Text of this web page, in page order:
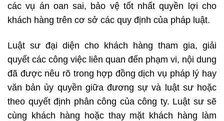
các vụ án oan sai, bảo vệ tốt nhất quyền lợi cho
khách hàng trên cơ sở các quy định của pháp luật.
Luật sư đại diện cho khách hàng tham gia, giải
quyết các công việc liên quan đến phạm vi, nội dung
đã được nêu rõ trong hợp đồng dịch vụ pháp lý hay
văn bản ủy quyền giữa đương sự và luật sư hoặc
theo quyết định phân công của công ty. Luật sư sẽ
cùng khách hàng hoặc thay mặt khách hàng làm